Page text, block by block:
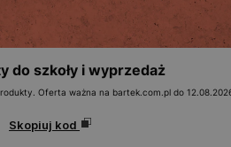
do szkoły i wyprzedaż
Oferta ważna na bartek.com.pl do
Skopiuj kod